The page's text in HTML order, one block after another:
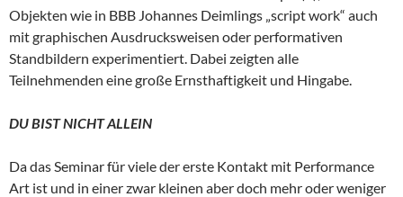
Objekten wie in BBB Johannes Deimlings „script work“ auch
mit graphischen Ausdrucksweisen oder performativen
Standbildern experimentiert. Dabei zeigten alle
Teilnehmenden eine große Ernsthaftigkeit und Hingabe.
DU BIST NICHT ALLEIN
Da das Seminar für viele der erste Kontakt mit Performance
Art ist und in einer zwar kleinen aber doch mehr oder weniger